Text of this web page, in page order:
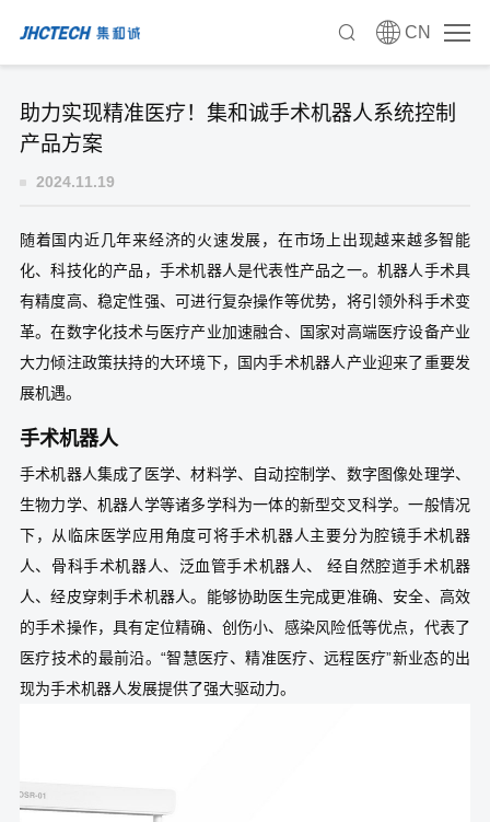
CN
助力实现精准医疗！集和诚手术机器人系统控制
产品方案
2024.11.19
随着国内近几年来经济的火速发展，在市场上出现越来越多智能
化、科技化的产品，手术机器人是代表性产品之一。机器人手术具
有精度高、稳定性强、可进行复杂操作等优势，将引领外科手术变
革。在数字化技术与医疗产业加速融合、国家对高端医疗设备产业
大力倾注政策扶持的大环境下，国内手术机器人产业迎来了重要发
展机遇。
手术机器人
手术机器人集成了医学、材料学、自动控制学、数字图像处理学、
生物力学、机器人学等诸多学科为一体的新型交叉科学。一般情况
下，从临床医学应用角度可将手术机器人主要分为腔镜手术机器
人、骨科手术机器人、泛血管手术机器人、 经自然腔道手术机器
人、经皮穿刺手术机器人。能够协助医生完成更准确、安全、高效
的手术操作，具有定位精确、创伤小、感染风险低等优点，代表了
医疗技术的最前沿。“智慧医疗、精准医疗、远程医疗”新业态的出
现为手术机器人发展提供了强大驱动力。